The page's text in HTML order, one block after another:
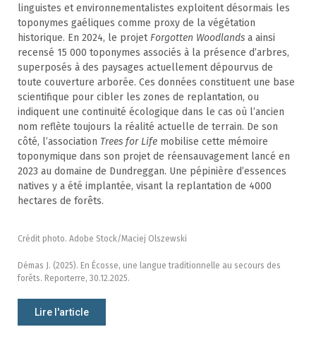
linguistes et environnementalistes exploitent désormais les
toponymes gaéliques comme proxy de la végétation
historique. En 2024, le projet Forgotten Woodlands a ainsi
recensé 15 000 toponymes associés à la présence d’arbres,
superposés à des paysages actuellement dépourvus de
toute couverture arborée. Ces données constituent une base
scientifique pour cibler les zones de replantation, ou
indiquent une continuité écologique dans le cas où l’ancien
nom reflète toujours la réalité actuelle de terrain. De son
côté, l’association Trees for Life mobilise cette mémoire
toponymique dans son projet de réensauvagement lancé en
2023 au domaine de Dundreggan. Une pépinière d’essences
natives y a été implantée, visant la replantation de 4000
hectares de forêts.
Crédit photo. Adobe Stock/Maciej Olszewski
Démas J. (2025). En Écosse, une langue traditionnelle au secours des
forêts. Reporterre, 30.12.2025.
Lire l'article